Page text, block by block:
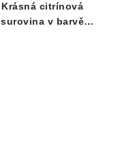
Krásná citrínová
surovina v barvě